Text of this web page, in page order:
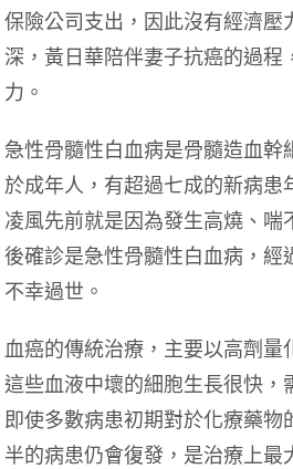
保險公司支出，因此沒有經濟壓
深，黃日華陪伴妻子抗癌的過程
力。
急性骨髓性白血病是骨髓造血幹
於成年人，有超過七成的新病患
凌風先前就是因為發生高燒、喘
後確診是急性骨髓性白血病，經
不幸過世。
血癌的傳統治療，主要以高劑量
這些血液中壞的細胞生長很快，
即使多數病患初期對於化療藥物
半的病患仍會復發，是治療上最